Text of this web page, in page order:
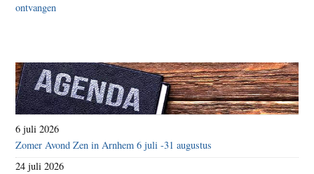
6 juli 2026
Zomer Avond Zen in Arnhem 6 juli -31 augustus
24 juli 2026